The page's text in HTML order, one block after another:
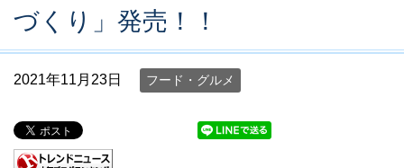
づくり」発売！！
2021年11月23日 フード・グルメ